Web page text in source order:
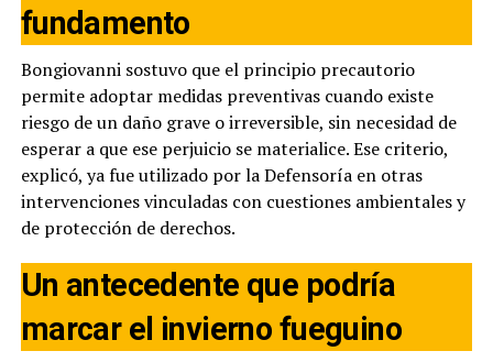
fundamento
Bongiovanni sostuvo que el principio precautorio
permite adoptar medidas preventivas cuando existe
riesgo de un daño grave o irreversible, sin necesidad de
esperar a que ese perjuicio se materialice. Ese criterio,
explicó, ya fue utilizado por la Defensoría en otras
intervenciones vinculadas con cuestiones ambientales y
de protección de derechos.
Un antecedente que podría
marcar el invierno fueguino